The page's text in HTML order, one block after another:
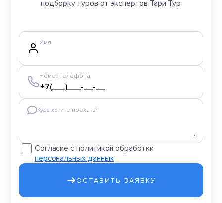
подборку туров от экспертов Тари Тур
Имя
Номер телефона
Куда хотите поехать?
Согласие с политикой обработки
персональных данных
ОСТАВИТЬ ЗАЯВКУ